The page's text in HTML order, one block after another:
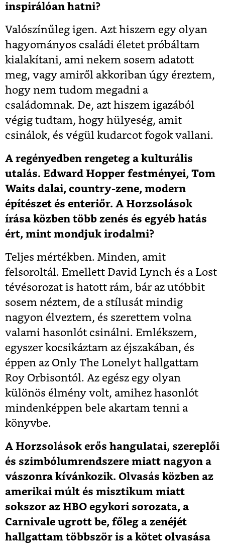
inspirálóan hatni?
Valószínűleg igen. Azt hiszem egy olyan
hagyományos családi életet próbáltam
kialakítani, ami nekem sosem adatott
meg, vagy amiről akkoriban úgy éreztem,
hogy nem tudom megadni a
családomnak. De, azt hiszem igazából
végig tudtam, hogy hülyeség, amit
csinálok, és végül kudarcot fogok vallani.
A regényedben rengeteg a kulturális
utalás. Edward Hopper festményei, Tom
Waits dalai, country-zene, modern
építészet és enteriőr. A Horzsolások
írása közben több zenés és egyéb hatás
ért, mint mondjuk irodalmi?
Teljes mértékben. Minden, amit
felsoroltál. Emellett David Lynch és a Lost
tévésorozat is hatott rám, bár az utóbbit
sosem néztem, de a stílusát mindig
nagyon élveztem, és szerettem volna
valami hasonlót csinálni. Emlékszem,
egyszer kocsikáztam az éjszakában, és
éppen az Only The Lonelyt hallgattam
Roy Orbisontól. Az egész egy olyan
különös élmény volt, amihez hasonlót
mindenképpen bele akartam tenni a
könyvbe.
A Horzsolások erős hangulatai, szereplői
és szimbólumrendszere miatt nagyon a
vászonra kívánkozik. Olvasás közben az
amerikai múlt és misztikum miatt
sokszor az HBO egykori sorozata, a
Carnivale ugrott be, főleg a zenéjét
hallgattam többször is a kötet olvasása